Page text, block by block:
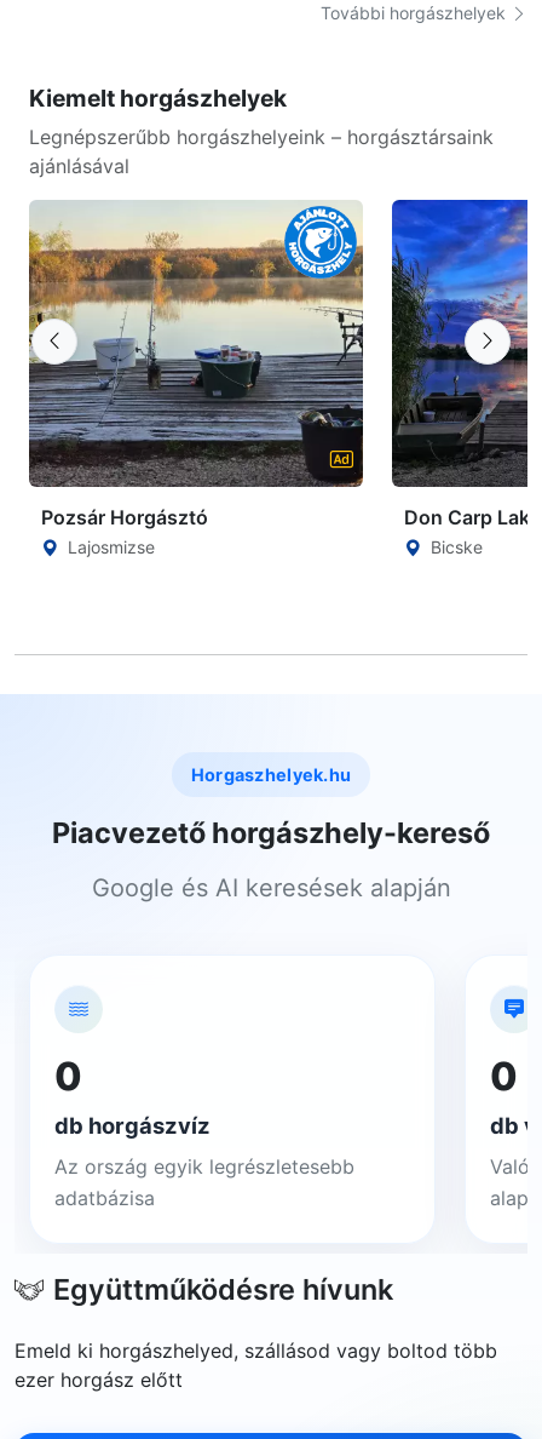
További horgászhelyek
Kiemelt horgászhelyek
Legnépszerűbb horgászhelyeink – horgásztársaink
ajánlásával
Pozsár Horgásztó
Lajosmizse
Don Carp Lake
Bicske
Horgaszhelyek.hu
Piacvezető horgászhely-kereső
Google és AI keresések alapján
0
db horgászvíz
Az ország egyik legrészletesebb
adatbázisa
0
db
Együttműködésre hívunk
Emeld ki horgászhelyed, szállásod vagy boltod több
ezer horgász előtt